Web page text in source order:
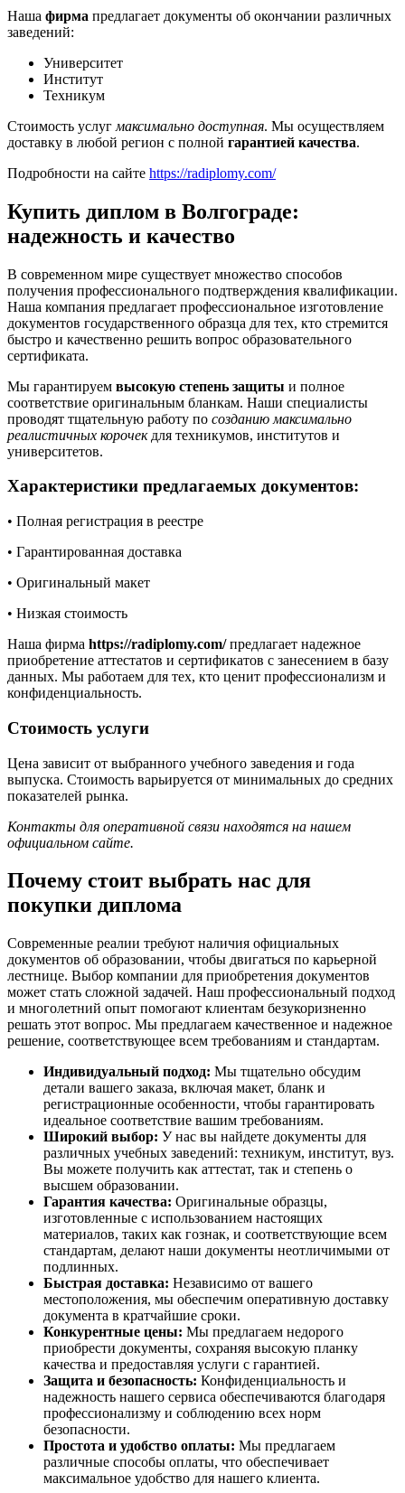
Наша фирма предлагает документы об окончании различных
заведений:
Университет
Институт
Техникум
Стоимость услуг максимально доступная. Мы осуществляем
доставку в любой регион с полной гарантией качества.
Подробности на сайте https://radiplomy.com/
Купить диплом в Волгограде:
надежность и качество
В современном мире существует множество способов
получения профессионального подтверждения квалификации.
Наша компания предлагает профессиональное изготовление
документов государственного образца для тех, кто стремится
быстро и качественно решить вопрос образовательного
сертификата.
Мы гарантируем высокую степень защиты и полное
соответствие оригинальным бланкам. Наши специалисты
проводят тщательную работу по созданию максимально
реалистичных корочекдля техникумов, институтов и
университетов.
Характеристики предлагаемых документов:
• Полная регистрация в реестре
• Гарантированная доставка
• Оригинальный макет
• Низкая стоимость
Наша фирма https://radiplomy.com/предлагает надежное
приобретение аттестатов и сертификатов с занесением в базу
данных. Мы работаем для тех, кто ценит профессионализм и
конфиденциальность.
Стоимость услуги
Цена зависит от выбранного учебного заведения и года
выпуска. Стоимость варьируется от минимальных до средних
показателей рынка.
Контакты для оперативной связи находятся на нашем
официальном сайте.
Почему стоит выбрать нас для
покупки диплома
Современные реалии требуют наличия официальных
документов об образовании, чтобы двигаться по карьерной
лестнице. Выбор компании для приобретения документов
может стать сложной задачей. Наш профессиональный подход
и многолетний опыт помогают клиентам безукоризненно
решать этот вопрос. Мы предлагаем качественное и надежное
решение, соответствующее всем требованиям и стандартам.
Индивидуальный подход: Мы тщательно обсудим
детали вашего заказа, включая макет, бланк и
регистрационные особенности, чтобы гарантировать
идеальное соответствие вашим требованиям.
Широкий выбор: У нас вы найдете документы для
различных учебных заведений: техникум, институт, вуз.
Вы можете получить как аттестат, так и степень о
высшем образовании.
Гарантия качества: Оригинальные образцы,
изготовленные с использованием настоящих
материалов, таких как гознак, и соответствующие всем
стандартам, делают наши документы неотличимыми от
подлинных.
Быстрая доставка: Независимо от вашего
местоположения, мы обеспечим оперативную доставку
документа в кратчайшие сроки.
Конкурентные цены: Мы предлагаем недорого
приобрести документы, сохраняя высокую планку
качества и предоставляя услуги с гарантией.
Защита и безопасность: Конфиденциальность и
надежность нашего сервиса обеспечиваются благодаря
профессионализму и соблюдению всех норм
безопасности.
Простота и удобство оплаты: Мы предлагаем
различные способы оплаты, что обеспечивает
максимальное удобство для нашего клиента.